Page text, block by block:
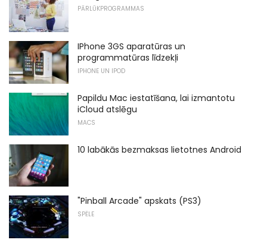
PĀRLŪKPROGRAMMAS
IPhone 3GS aparatūras un
programmatūras līdzekļi
IPHONE UN IPOD
Papildu Mac iestatīšana, lai izmantotu
iCloud atslēgu
MACS
10 labākās bezmaksas lietotnes Android
"Pinball Arcade" apskats (PS3)
SPĒLE